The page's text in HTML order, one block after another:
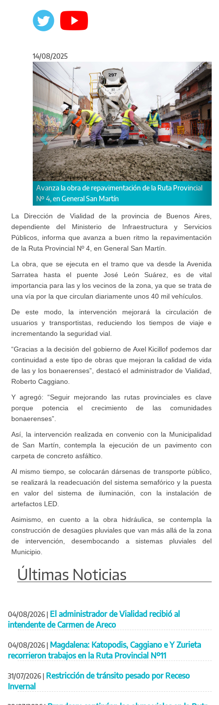
14/08/2025
obra de repavimentación de la Ruta Provincial
San Martín
En la Provincia, las
Anterior
La Dirección de Vialidad de la provincia de Buenos Aires,
dependiente del Ministerio de Infraestructura y Servicios
Públicos, informa que avanza a buen ritmo la repavimentación
de la Ruta Provincial Nº 4, en General San Martín.
La obra, que se ejecuta en el tramo que va desde la Avenida
Sarratea hasta el puente José León Suárez, es de vital
importancia para las y los vecinos de la zona, ya que se trata de
una vía por la que circulan diariamente unos 40 mil vehículos.
De este modo, la intervención mejorará la circulación de
usuarios y transportistas, reduciendo los tiempos de viaje e
incrementando la seguridad vial.
“Gracias a la decisión del gobierno de Axel Kicillof podemos dar
continuidad a este tipo de obras que mejoran la calidad de vida
de las y los bonaerenses”, destacó el administrador de Vialidad,
Roberto Caggiano.
Y agregó: “Seguir mejorando las rutas provinciales es clave
porque potencia el crecimiento de las comunidades
bonaerenses”.
Así, la intervención realizada en convenio con la Municipalidad
de San Martín, contempla la ejecución de un pavimento con
carpeta de concreto asfáltico.
Al mismo tiempo, se colocarán dársenas de transporte público,
se realizará la readecuación del sistema semafórico y la puesta
en valor del sistema de iluminación, con la instalación de
artefactos LED.
Asimismo, en cuento a la obra hidráulica, se contempla la
construcción de desagües pluviales que van más allá de la zona
de intervención, desembocando a sistemas pluviales del
Municipio.
Últimas Noticias
04/08/2026 | El administrador de Vialidad recibió al
intendente de Carmen de Areco
04/08/2026 | Magdalena: Katopodis, Caggiano e Y Zurieta
recorrieron trabajos en la Ruta Provincial Nº11
31/07/2026 | Restricción de tránsito pesado por Receso
Invernal